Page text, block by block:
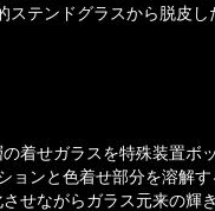
テンドグラスから脱皮し
着せガラスを特殊装置ボ
ョンと色着せ部分を溶解す
せながらガラス元来の輝